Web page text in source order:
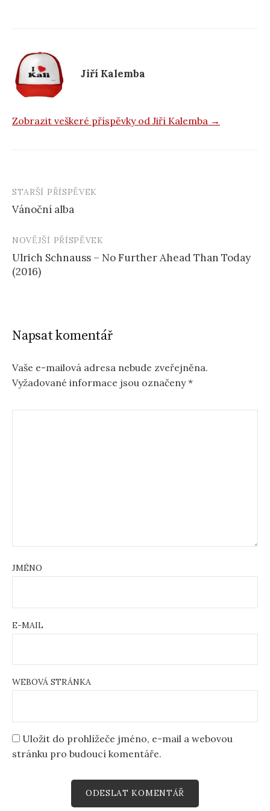
o
k Jiří Kalemba
Zobrazit veškeré příspěvky od Jiří Kalemba →
Navigace
příspěvku
STARŠÍ PŘÍSPĚVEK
Vánoční alba
NOVĚJŠÍ PŘÍSPĚVEK
Ulrich Schnauss – No Further Ahead Than Today
(2016)
Napsat komentář
Vaše e-mailová adresa nebude zveřejněna.
Vyžadované informace jsou označeny*
JMÉNO
E-MAIL
WEBOVÁ STRÁNKA
Uložit do prohlížeče jméno, e-mail a webovou
stránku pro budoucí komentáře.